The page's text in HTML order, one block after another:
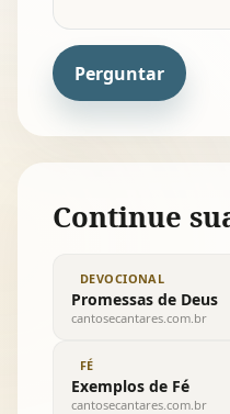
Perguntar
Continue
DEVOCIONAL
Promessas de Deus
cantosecantares.com.br
FÉ
Exemplos de Fé
cantosecantares.com.br